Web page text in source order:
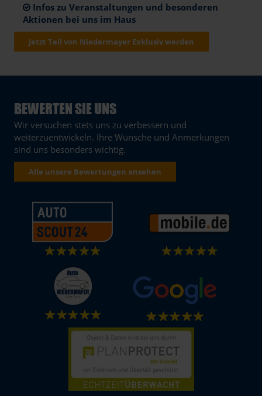
Infos zu Veranstaltungen und besonderen
Aktionen bei uns im Haus
Jetzt Teil von Niedermayer Exklusiv werden
BEWERTEN SIE UNS
Wir versuchen stets uns zu verbessern und
weiterzuentwickeln. Ihre Wünsche und Anmerkungen
sind uns besonders wichtig.
Alle unsere Bewertungen ansehen